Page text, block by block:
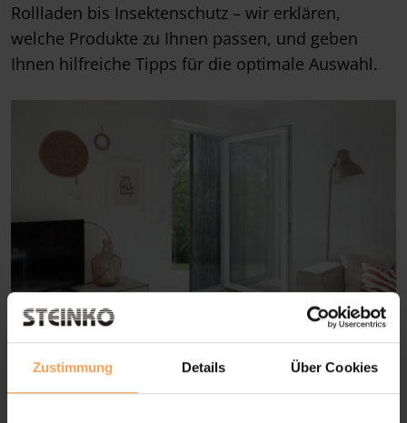
Zustimmung Details Über Cookies
Rollladen bis Insektenschutz – wir erklären,
welche Produkte zu Ihnen passen, und geben
Ihnen hilfreiche Tipps für die optimale Auswahl.
Insektenschutz nach Maß